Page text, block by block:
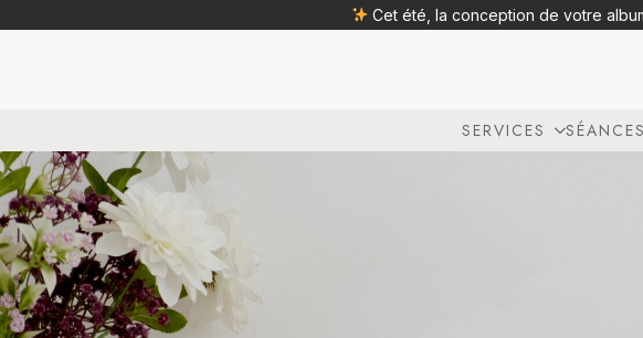
Cet été, la conception de votre
SERVICES SÉANCES